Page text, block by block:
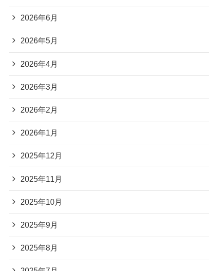
2026年6月
2026年5月
2026年4月
2026年3月
2026年2月
2026年1月
2025年12月
2025年11月
2025年10月
2025年9月
2025年8月